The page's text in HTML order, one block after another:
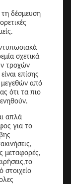
τη δέσμευση
σχετικά
τροχών
επίσης
μεγεθών από
ότι τα πιο
απλά
για το
μεταφορές,
στοιχείο